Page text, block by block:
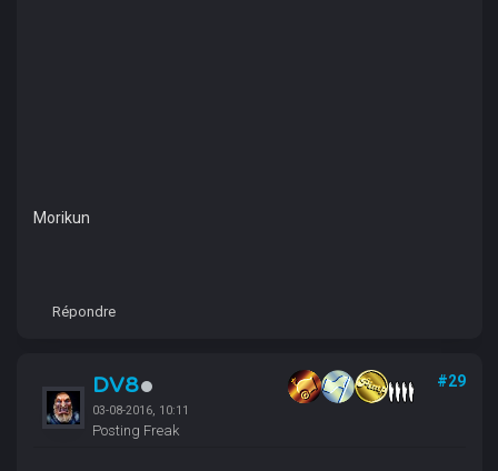
Morikun
Répondre
DV8
03-08-2016, 10:11
Posting Freak
#29